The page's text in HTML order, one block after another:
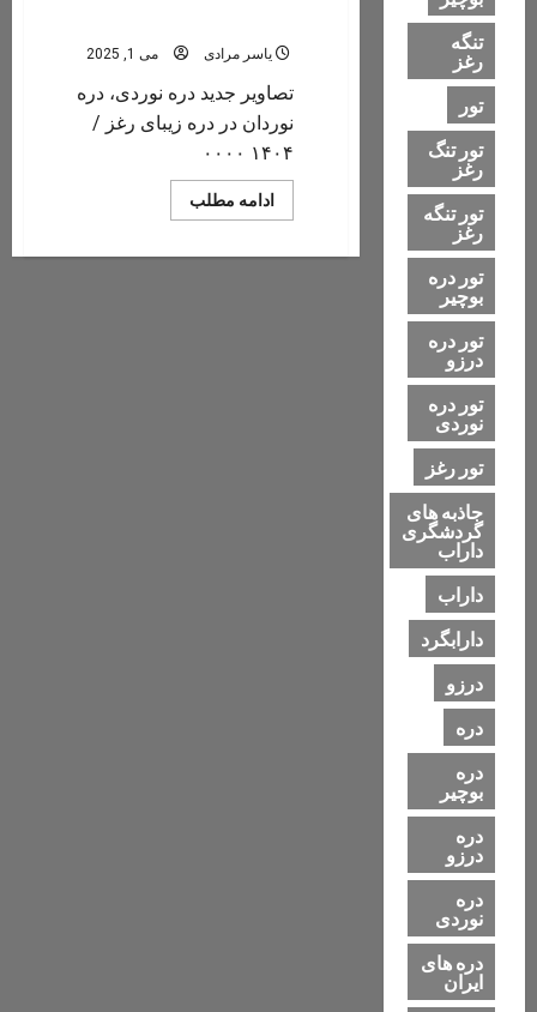
یاسر مرادی می 1, 2025
تصاویر جدید دره نوردی، دره
نوردان در دره زیبای رغز /
۱۴۰۴ ۰۰۰۰
ادامه مطلب
more
تنگه
رغز
تور
تور تنگ
رغز
تور تنگه
رغز
تور دره
بوچیر
تور دره
درزو
تور دره
نوردی
تور رغز
جاذبه های
گردشگری
داراب
داراب
دارابگرد
درزو
دره
دره
بوچیر
دره
درزو
دره
نوردی
دره های
ایران